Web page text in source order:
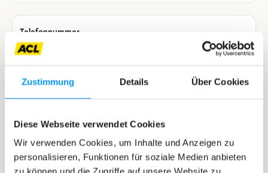
Zustimmung Details Über Cookies
Diese Webseite verwendet Cookies
Wir verwenden Cookies, um Inhalte und Anzeigen zu
personalisieren, Funktionen für soziale Medien anbieten
Telefonnummer
gelesen und akzeptiere sie.
(*) Die über die Website gesammelten persönlichen Daten
Dienstleistungen von ACL und deren Entwicklung zu
dass die Verarbeitung in Übereinstimmung mit den geltenden
Datenschutzbestimmungen erfolgt. Bitte beachten Sie unsere
Datenschutz- und Vertraulichkeitsklauseln sowie die Allgemeinen